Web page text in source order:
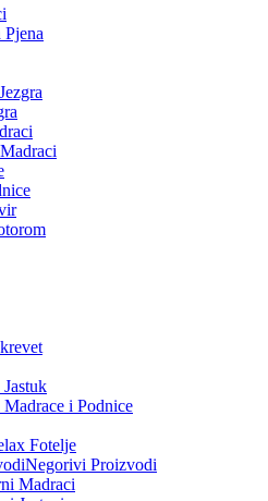
i Podnice
Fotelje
Negorivi Proizvodi
Madraci